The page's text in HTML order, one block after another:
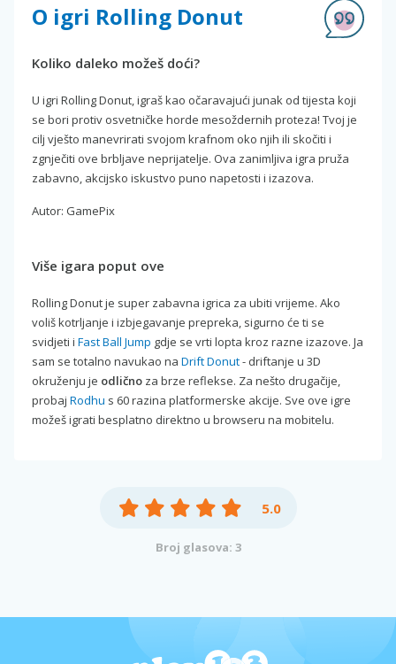
O igri Rolling Donut
Koliko daleko možeš doći?
U igri Rolling Donut, igraš kao očaravajući junak od tijesta koji
se bori protiv osvetničke horde mesoždernih proteza! Tvoj je
cilj vješto manevrirati svojom krafnom oko njih ili skočiti i
zgnječiti ove brbljave neprijatelje. Ova zanimljiva igra pruža
zabavno, akcijsko iskustvo puno napetosti i izazova.
Autor: GamePix
Više igara poput ove
Rolling Donut je super zabavna igrica za ubiti vrijeme. Ako
voliš kotrljanje i izbjegavanje prepreka, sigurno će ti se
svidjeti i Fast Ball Jump gdje se vrti lopta kroz razne izazove. Ja
sam se totalno navukao na Drift Donut- driftanje u 3D
okruženju je odlično za brze reflekse. Za nešto drugačije,
probaj Rodhu s 60 razina platformerske akcije. Sve ove igre
možeš igrati besplatno direktno u browseru na mobitelu.
5.0
Broj glasova: 3